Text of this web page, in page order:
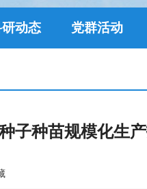
动态 党群活动
子种苗规模化生